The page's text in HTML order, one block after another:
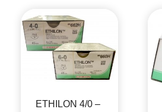
ETHILON 4/0 –